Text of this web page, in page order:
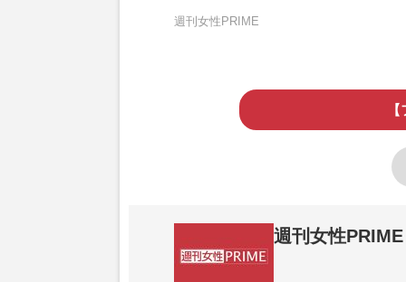
週刊女性PRIME
週刊女性PRIME